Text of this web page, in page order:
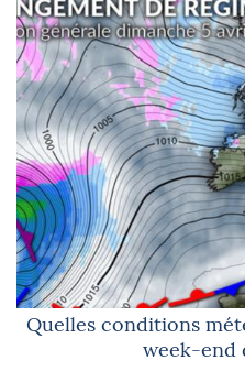
Quelles conditions
week-end